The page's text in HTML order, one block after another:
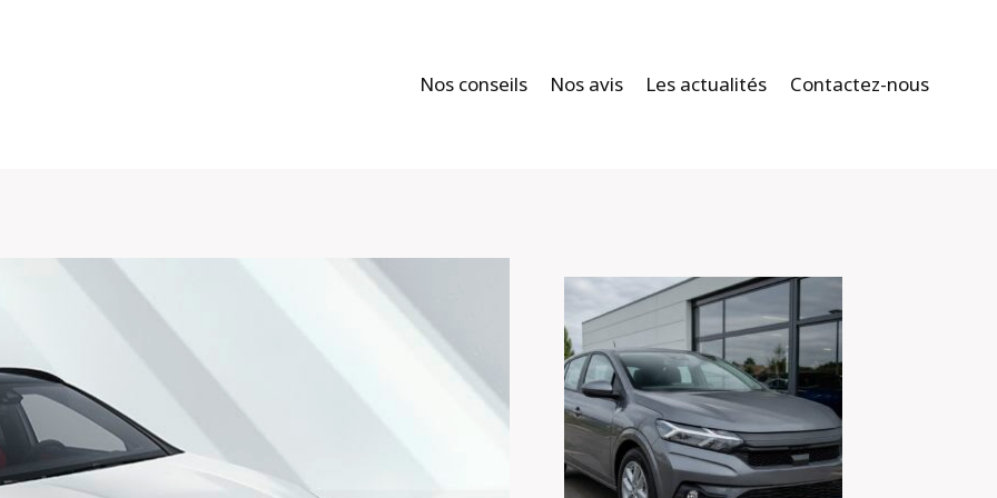
Nos conseils Nos avis Les actualités Contactez-nous